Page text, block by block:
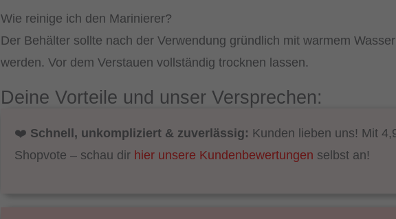
Wie reinige ich den Marinierer?
Der Behälter sollte nach der Verwendung gründlich mit warmem
werden. Vor dem Verstauen vollständig trocknen lassen.
Deine Vorteile und unser Versprechen:
❤️ Schnell, unkompliziert & zuverlässig: Kunden lieben uns! Mit
Shopvote – schau dir hier unsere Kundenbewertungen selbst an!